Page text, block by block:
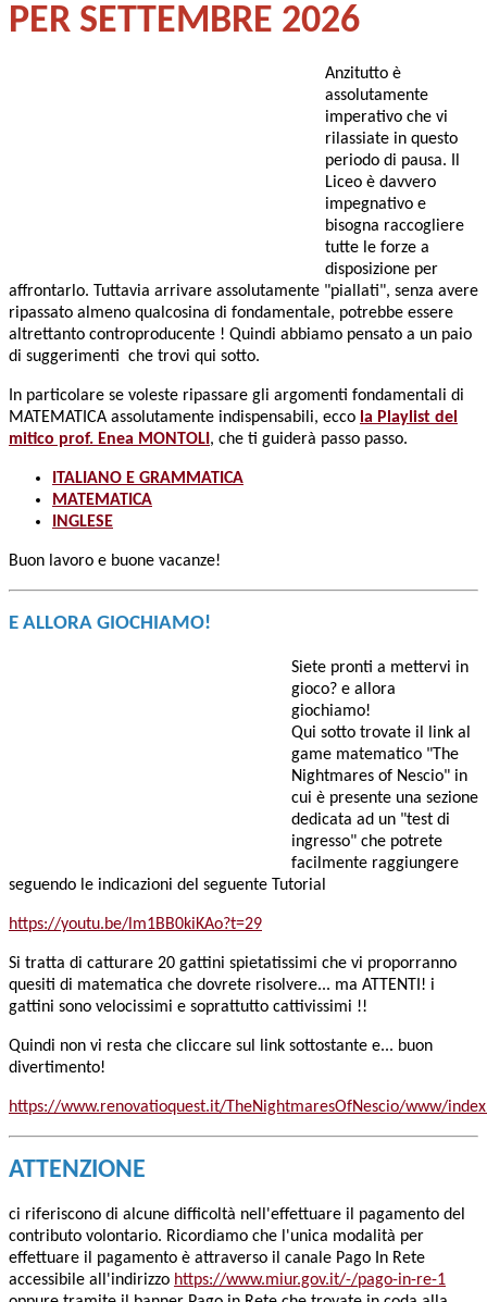
PER SETTEMBRE 2026
Anzitutto è
assolutamente
imperativo che vi
rilassiate in questo
periodo di pausa. Il
Liceo è davvero
impegnativo e
bisogna raccogliere
tutte le forze a
disposizione per
affrontarlo. Tuttavia arrivare assolutamente "piallati", senza avere
ripassato almeno qualcosina di fondamentale, potrebbe essere
altrettanto controproducente ! Quindi abbiamo pensato a un paio
di suggerimenti che trovi qui sotto.
In particolare se voleste ripassare gli argomenti fondamentali di
MATEMATICA assolutamente indispensabili, ecco la Playlist del
mitico prof. Enea MONTOLI , che ti guiderà passo passo.
ITALIANO E GRAMMATICA
MATEMATICA
INGLESE
Buon lavoro e buone vacanze!
E ALLORA GIOCHIAMO!
Siete pronti a mettervi in
gioco? e allora
giochiamo!
Qui sotto trovate il link al
game matematico "The
Nightmares of Nescio" in
cui è presente una sezione
dedicata ad un "test di
ingresso" che potrete
facilmente raggiungere
seguendo le indicazioni del seguente Tutorial
https://youtu.be/lm1BB0kiKAo?t=29
Si tratta di catturare 20 gattini spietatissimi che vi proporranno
quesiti di matematica che dovrete risolvere... ma ATTENTI! i
gattini sono velocissimi e soprattutto cattivissimi !!
Quindi non vi resta che cliccare sul link sottostante e... buon
divertimento!
https://www.renovatioquest.it/TheNightmaresOfNescio/www/
ATTENZIONE
ci riferiscono di alcune difficoltà nell'effettuare il pagamento del
contributo volontario. Ricordiamo che l'unica modalità per
effettuare il pagamento è attraverso il canale Pago In Rete
accessibile all'indirizzo https://www.miur.gov.it/-/pago-in-re-1